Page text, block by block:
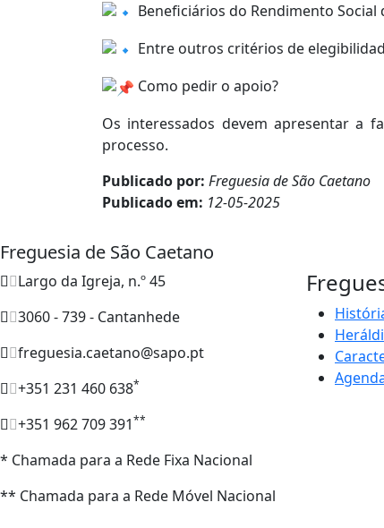
Beneficiários do Rendimento Social
Entre outros critérios de
Como pedir o apoio?
Os interessados devem apresentar a
processo.
Publicado por: Freguesia de São Caetano
Publicado em: 12-05-2025
Freguesia de São Caetano
Largo da Igreja, n.º 45
3060 - 739 - Cantanhede
freguesia.caetano@sapo.pt
+351 231 460 638*
+351 962 709 391**
* Chamada para a Rede Fixa Nacional
** Chamada para a Rede Móvel Nacional